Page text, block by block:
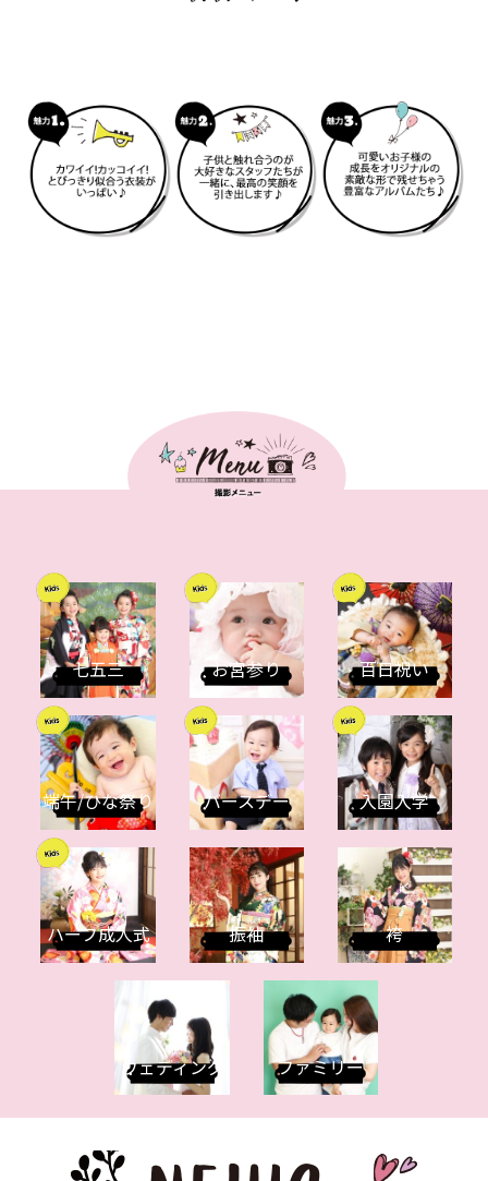
七五三 お宮参り 百日祝い
端午/ひな祭り バースデー 入園入学
ハーフ成人式 振袖 袴
ウェディング ファミリー